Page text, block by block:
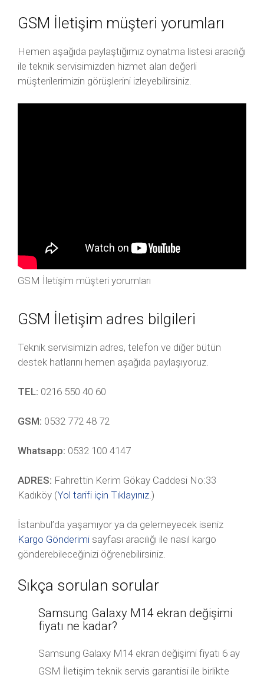
GSM İletişim müşteri yorumları
Hemen aşağıda paylaştığımız oynatma listesi aracılığı
ile teknik servisimizden hizmet alan değerli
müşterilerimizin görüşlerini izleyebilirsiniz.
GSM İletişim müşteri yorumları
GSM İletişim adres bilgileri
Teknik servisimizin adres, telefon ve diğer bütün
destek hatlarını hemen aşağıda paylaşıyoruz.
TEL: 0216 550 40 60
GSM: 0532 772 48 72
Whatsapp: 0532 100 4147
ADRES: Fahrettin Kerim Gökay Caddesi No:33
Kadıköy (Yol tarifi için Tıklayınız.)
İstanbul’da yaşamıyor ya da gelemeyecek iseniz
Kargo Gönderimi sayfası aracılığı ile nasıl kargo
gönderebileceğinizi öğrenebilirsiniz.
Sıkça sorulan sorular
Samsung Galaxy M14 ekran değişimi
fiyatı ne kadar?
Samsung Galaxy M14 ekran değişimi fiyatı 6 ay
GSM İletişim teknik servis garantisi ile birlikte